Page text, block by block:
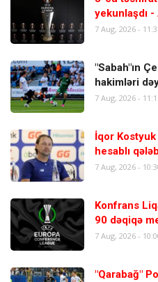
yekunlaşdı -
7 Aug, 2026 -
"Sabah"ın
hakimləri
7 Aug, 2026 -
İqor
hesablı
7 Aug, 2026 -
Konfrans
90 dəqiqə
7 Aug, 2026 -
"Qarabağ"